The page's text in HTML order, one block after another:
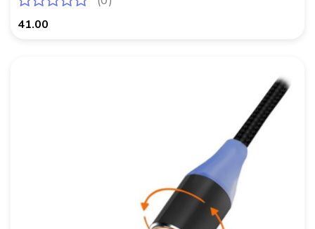
41.00